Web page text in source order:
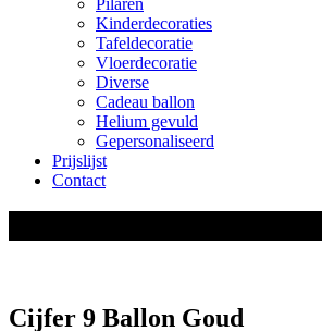
Kinderdecoraties
Tafeldecoratie
Vloerdecoratie
Diverse
Cadeau ballon
Helium gevuld
Gepersonaliseerd
Prijslijst
Contact
Cijfer 9 Ballon Goud